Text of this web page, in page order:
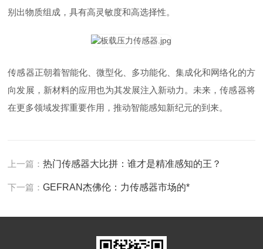
别出物质组成，具有高灵敏度和高选择性。
传感器正朝着智能化、微型化、多功能化、集成化和网络化的方
向发展，新材料的应用也为其发展注入新动力。未来，传感器将
在更多领域发挥重要作用，推动智能感知新纪元的到来。
上一篇：热门传感器大比拼：谁才是精准感知的王？
下一篇：GEFRAN杰佛伦：力传感器市场的*